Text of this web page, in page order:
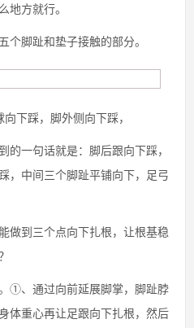
地方就行。
个脚趾和垫子接触的部分。
下踩，脚外侧向下踩，
一句话就是：脚后跟向下踩，
，中间三个脚趾平铺向下，足弓
做到三个点向下扎根，让根基稳
①、通过向前延展脚掌，脚趾脖
体重心再让足跟向下扎根，然后